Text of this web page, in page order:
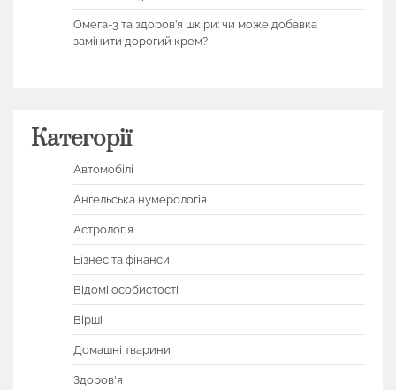
Омега-3 та здоров’я шкіри: чи може добавка
замінити дорогий крем?
Категорії
Автомобілі
Ангельська нумерологія
Астрологія
Бізнес та фінанси
Відомі особистості
Вірші
Домашні тварини
Здоров'я